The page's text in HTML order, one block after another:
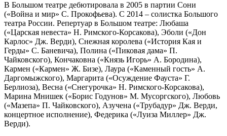
В Большом театре дебютировала в 2005 в партии Сони
(«Война и мир» С. Прокофьева). С 2014 – солистка Большого
театра России. Репертуар в Большом театре: Любаша
(«Царская невеста» Н. Римского-Корсакова), Эболи («Дон
Карлос» Дж. Верди), Снежная королева («История Кая и
Герды» С. Баневича), Полина («Пиковая дама» П.
Чайковского), Кончаковна («Князь Игорь» А. Бородина),
Кармен («Кармен» Ж. Бизе), Лаура («Каменный гость» А.
Даргомыжского), Маргарита («Осуждение Фауста» Г.
Берлиоза), Весна («Снегурочка» Н. Римского-Корсакова),
Марина Мнишек («Борис Годунов» М. Мусоргского), Любовь
(«Мазепа» П. Чайковского), Азучена («Трубадур» Дж. Верди,
концертное исполнение), Федерика («Луиза Миллер» Дж.
Верди).